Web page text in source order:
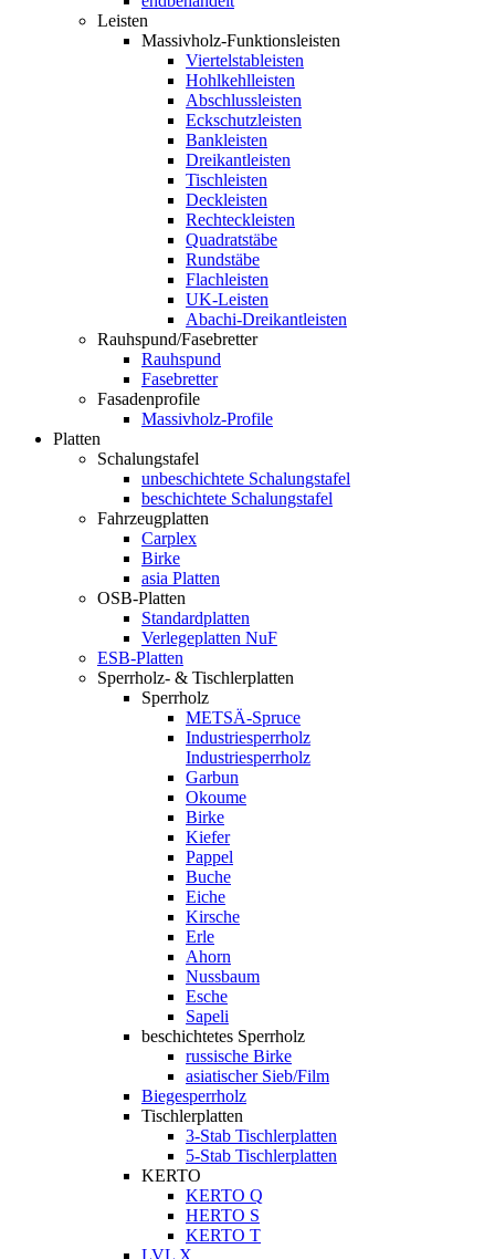
Leisten
Massivholz-Funktionsleisten
Viertelstableisten
Hohlkehlleisten
Abschlussleisten
Eckschutzleisten
Bankleisten
Dreikantleisten
Tischleisten
Deckleisten
Rechteckleisten
Quadratstäbe
Rundstäbe
Flachleisten
UK-Leisten
Abachi-Dreikantleisten
Rauhspund/Fasebretter
Rauhspund
Fasebretter
Fasadenprofile
Massivholz-Profile
Platten
Schalungstafel
unbeschichtete Schalungstafel
beschichtete Schalungstafel
Fahrzeugplatten
Carplex
Birke
asia Platten
OSB-Platten
Standardplatten
Verlegeplatten NuF
ESB-Platten
Sperrholz- & Tischlerplatten
Sperrholz
METSÄ-Spruce
Industriesperrholz
Industriesperrholz
Garbun
Okoume
Birke
Kiefer
Pappel
Buche
Eiche
Kirsche
Erle
Ahorn
Nussbaum
Esche
Sapeli
beschichtetes Sperrholz
russische Birke
asiatischer Sieb/Film
Biegesperrholz
Tischlerplatten
3-Stab Tischlerplatten
5-Stab Tischlerplatten
KERTO
KERTO Q
HERTO S
KERTO T
LVL X